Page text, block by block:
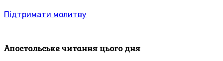
Підтримати молитву
Апостольське читання цього дня